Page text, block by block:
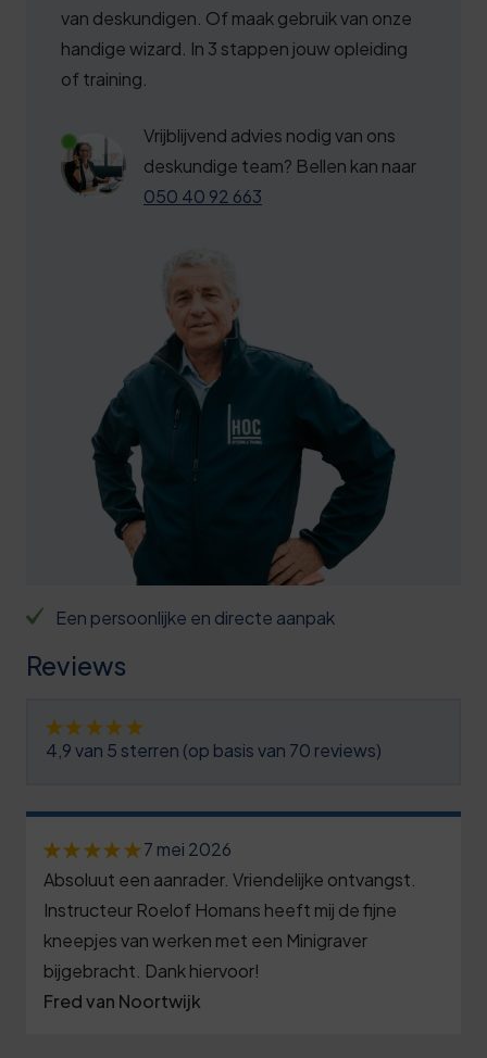
van deskundigen. Of maak gebruik van onze
handige wizard. In 3 stappen jouw opleiding
of training.
Vrijblijvend advies nodig van ons
deskundige team? Bellen kan naar
050 40 92 663
Een persoonlijke en directe aanpak
Reviews
4,9 van 5 sterren (op basis van 70 reviews)
7 mei 2026
Absoluut een aanrader. Vriendelijke ontvangst.
Instructeur Roelof Homans heeft mij de fijne
kneepjes van werken met een Minigraver
bijgebracht. Dank hiervoor!
Fred van Noortwijk